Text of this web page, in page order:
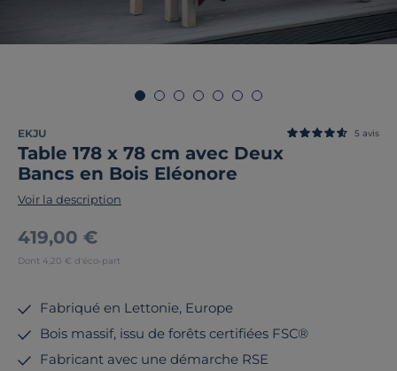
EKJU
Table 178 x 78 cm avec Deux
Bancs en Bois Eléonore
5 avis
Voir la description
419,00 €
Dont 4,20 € d'éco-part
Fabriqué en Lettonie, Europe
Bois massif, issu de forêts certifiées FSC®
Fabricant avec une démarche RSE